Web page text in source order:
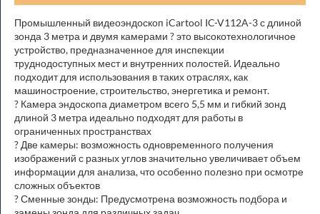
Промышленный видеоэндоскоп iCartool IC-V112A-3 с длиной
зонда 3 метра и двумя камерами ? это высокотехнологичное
устройство, предназначенное для инспекции
труднодоступных мест и внутренних полостей. Идеально
подходит для использования в таких отраслях, как
машиностроение, строительство, энергетика и ремонт.
? Камера эндоскопа диаметром всего 5,5 мм и гибкий зонд
длиной 3 метра идеально подходят для работы в
ограниченных пространствах
? Две камеры: возможность одновременного получения
изображений с разных углов значительно увеличивает объем
информации для анализа, что особенно полезно при осмотре
сложных объектов
? Сменные зонды: Предусмотрена возможность подбора и